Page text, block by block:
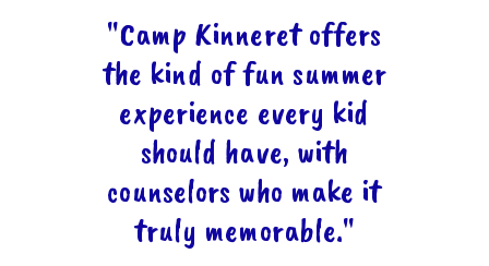
"Camp Kinneret offers
the kind of fun summer
experience every kid
should have, with
counselors who make it
truly memorable."